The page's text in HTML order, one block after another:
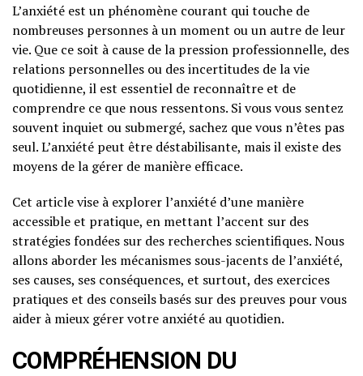
L’anxiété est un phénomène courant qui touche de
nombreuses personnes à un moment ou un autre de leur
vie. Que ce soit à cause de la pression professionnelle, des
relations personnelles ou des incertitudes de la vie
quotidienne, il est essentiel de reconnaître et de
comprendre ce que nous ressentons. Si vous vous sentez
souvent inquiet ou submergé, sachez que vous n’êtes pas
seul. L’anxiété peut être déstabilisante, mais il existe des
moyens de la gérer de manière efficace.
Cet article vise à explorer l’anxiété d’une manière
accessible et pratique, en mettant l’accent sur des
stratégies fondées sur des recherches scientifiques. Nous
allons aborder les mécanismes sous-jacents de l’anxiété,
ses causes, ses conséquences, et surtout, des exercices
pratiques et des conseils basés sur des preuves pour vous
aider à mieux gérer votre anxiété au quotidien.
COMPRÉHENSION DU